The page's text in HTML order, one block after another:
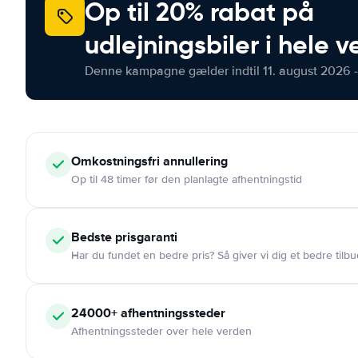
Op til 20% rabat på
udlejningsbiler i hele
Denne kampagne gælder indtil 11. august 2026
Omkostningsfri annullering
Op til 48 timer før den planlagte afhentningstid
Bedste prisgaranti
Har du fundet en bedre pris? Så giver vi dig et bedre
24000+afhentningssteder
Afhentningssteder over hele verden